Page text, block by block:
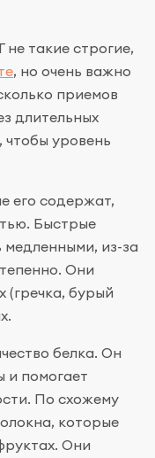
такие строгие,
, но очень важно
приемов
длительных
чтобы уровень
его содержат,
Быстрые
медленными, из-за
Они
(гречка, бурый
белка. Он
и помогает
По схожему
которые
Они